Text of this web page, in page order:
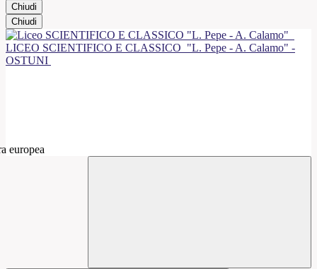
Chiudi
Chiudi
LICEO SCIENTIFICO E CLASSICO "L. Pepe - A. Calamo" -
OSTUNI